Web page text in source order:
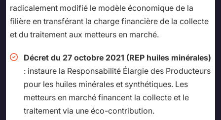
radicalement modifié le modèle économique de la
filière en transférant la charge financière de la collecte
et du traitement aux metteurs en marché.
Décret du 27 octobre 2021 (REP huiles minérales)
: instaure la Responsabilité Élargie des Producteurs
pour les huiles minérales et synthétiques. Les
metteurs en marché financent la collecte et le
traitement via une éco-contribution.